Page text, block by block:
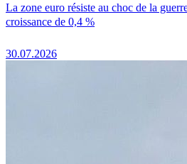
La zone euro résiste au choc de la
croissance de 0,4 %
30.07.2026